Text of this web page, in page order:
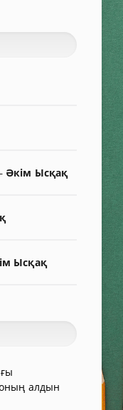
Әкім Ысқақ
Ысқақ
алдын